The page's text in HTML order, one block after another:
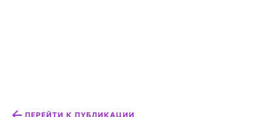
ПЕРЕЙТИ К ПУБЛИКАЦИИ